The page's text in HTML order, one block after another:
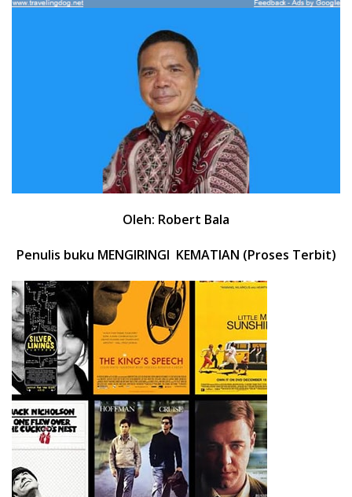
Oleh: Robert Bala
Penulis buku MENGIRINGI KEMATIAN (Proses Terbit)